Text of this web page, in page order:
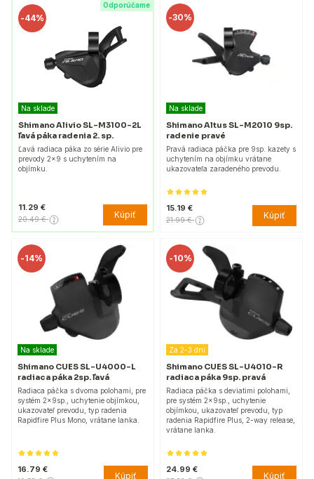
Odporúčame
-44%
Na sklade
Shimano Alivio SL-M3100-2L
ľavá páka radenia 2. sp.
Ľavá radiaca páka zo série Alivio pre
prevody 2x9 s uchytením na
objímku.
11.29 €
20.49 € Kúpiť
-30%
Na sklade
Shimano Altus SL-M2010 9sp.
radenie pravé
Pravá radiaca páčka pre 9sp. kazety s
uchytením na objímku vrátane
ukazovateľa zaradeného prevodu.
15.19 €
21.99 € Kúpiť
-14%
Na sklade
Shimano CUES SL-U4000-L
radiaca páka 2sp. ľavá
Radiaca páčka s dvoma polohami, pre
systém 2x9sp., uchytenie objímkou,
ukazovateľ prevodu, typ radenia
Rapidfire Plus Mono, vrátane lanka.
16.79 €
Kúpiť
-10%
Za 2-3 dni
Shimano CUES SL-U4010-R
radiaca páka 9sp. pravá
Radiaca páčka s deviatimi polohami,
pre systém 2x9sp., uchytenie
objímkou, ukazovateľ prevodu, typ
radenia Rapidfire Plus, 2-way release,
vrátane lanka.
24.99 €
Kúpiť